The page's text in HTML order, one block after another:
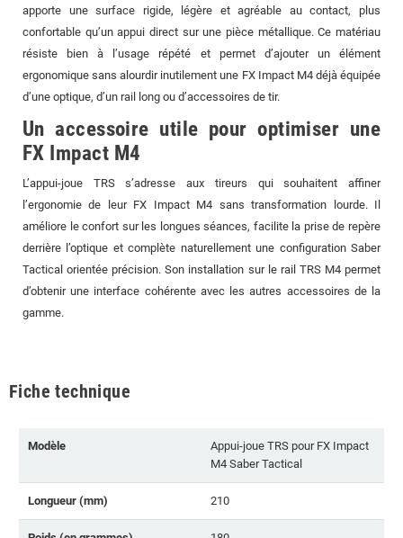
apporte une surface rigide, légère et agréable au contact, plus
confortable qu’un appui direct sur une pièce métallique. Ce matériau
résiste bien à l’usage répété et permet d’ajouter un élément
ergonomique sans alourdir inutilement une FX Impact M4 déjà équipée
d’une optique, d’un rail long ou d’accessoires de tir.
Un accessoire utile pour optimiser une
FX Impact M4
L’appui-joue TRS s’adresse aux tireurs qui souhaitent affiner
l’ergonomie de leur FX Impact M4 sans transformation lourde. Il
améliore le confort sur les longues séances, facilite la prise de repère
derrière l’optique et complète naturellement une configuration Saber
Tactical orientée précision. Son installation sur le rail TRS M4 permet
d’obtenir une interface cohérente avec les autres accessoires de la
gamme.
Fiche technique
Modèle
Appui-joue TRS pour FX Impact
M4 Saber Tactical
Longueur (mm) 210